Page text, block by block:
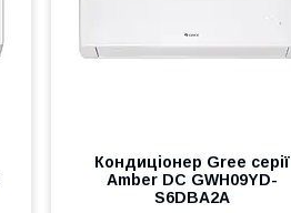
Кондиціонер Gree серії
Amber DC GWH09YD-
S6DBA2A